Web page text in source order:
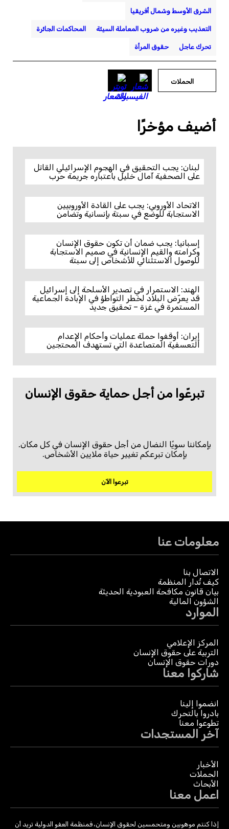
الشرق الأوسط وشمال أفريقيا
التعذيب وغيره من ضروب المعاملة السيئة المحاكمات الجائرة
تحرك عاجل حقوق المرأة
الحملات
أضيف مؤخرًا
لبنان: يجب التحقيق في الهجوم الإسرائيلي القاتل
على الصحفية آمال خليل باعتباره جريمة حرب
الاتحاد الأوروبي: يجب على القادة الأوروبيين
الاستجابة للوضع في سبتة بإنسانية وتضامن
إسبانيا: يجب ضمان أن تكون حقوق الإنسان
وكرامته والقيم الإنسانية في صميم الاستجابة
للوصول الاستثنائي للأشخاص إلى سبتة
الهند: الاستمرار في تصدير الأسلحة إلى إسرائيل
قد يعرّض البلاد لخطر التواطؤ في الإبادة الجماعية
المستمرة في غزة – تحقيق جديد
إيران: أوقفوا حملة عمليات وأحكام الإعدام
التعسفية المتصاعدة التي تستهدف المحتجين
تبرعّوا من أجل حماية حقوق الإنسان
بإمكاننا سويًا النضال من أجل حقوق الإنسان في كل مكان.
بإمكان تبرعكم تغيير حياة ملايين الأشخاص.
تبرعوا الآن
معلومات عنا
الاتصال بنا
كيف تُدار المنظمة
بيان قانون مكافحة العبودية الحديثة
الشؤون المالية
الموارد
المركز الإعلامي
التربية على حقوق الإنسان
دورات حقوق الإنسان
شاركوا معنا
انضموا إلينا
بادروا بالتحرك
تطوعوا معنا
آخر المستجدات
الأخبار
الحملات
الأبحاث
اعمل معنا
إذا كنتم موهوبين ومتحمسين لحقوق الإنسان، فمنظمة العفو الدولية تريد أن